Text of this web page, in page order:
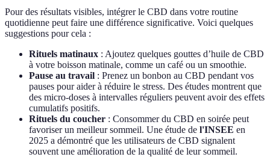
Pour des résultats visibles, intégrer le CBD dans votre routine
quotidienne peut faire une différence significative. Voici quelques
suggestions pour cela :
Rituels matinaux : Ajoutez quelques gouttes d’huile de CBD
à votre boisson matinale, comme un café ou un smoothie.
Pause au travail : Prenez un bonbon au CBD pendant vos
pauses pour aider à réduire le stress. Des études montrent que
des micro-doses à intervalles réguliers peuvent avoir des effets
cumulatifs positifs.
Rituels du coucher : Consommer du CBD en soirée peut
favoriser un meilleur sommeil. Une étude de l'INSEE en
2025 a démontré que les utilisateurs de CBD signalent
souvent une amélioration de la qualité de leur sommeil.